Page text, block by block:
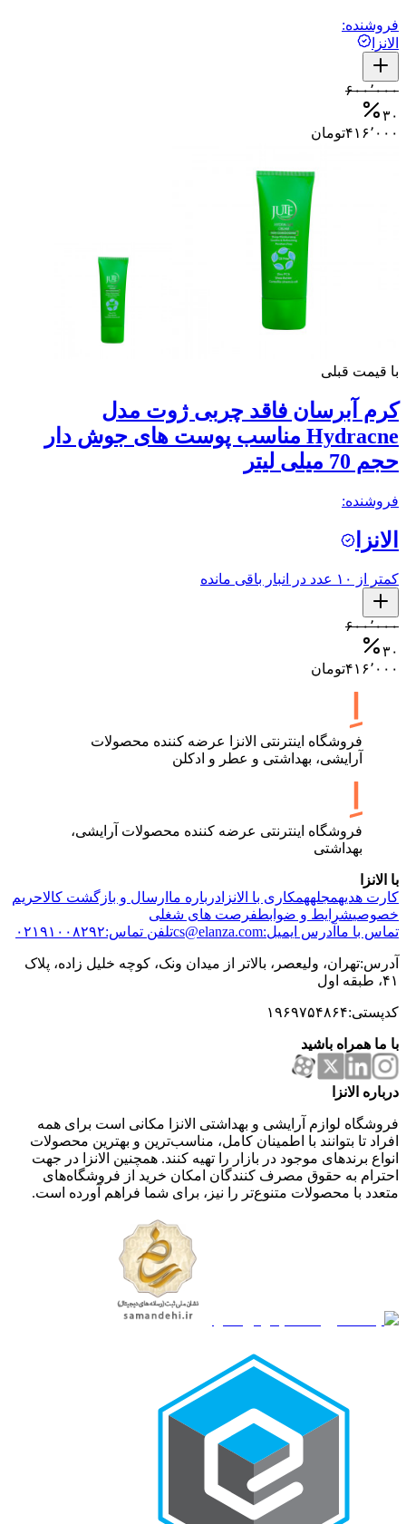
فروشنده:
الانزا
۶۰۰٬۰۰۰
۳۰
۴۱۶٬۰۰۰تومان
با قیمت قبلی
کرم آبرسان فاقد چربی ژوت مدل
Hydracne مناسب پوست های جوش دار
حجم 70 میلی لیتر
فروشنده:
الانزا
کمتر از ۱۰ عدد در انبار باقی مانده
۶۰۰٬۰۰۰
۳۰
۴۱۶٬۰۰۰تومان
فروشگاه اینترنتی الانزا عرضه کننده محصولات
آرایشی، بهداشتی و عطر و ادکلن
فروشگاه اینترنتی عرضه کننده محصولات آرایشی،
بهداشتی
با الانزا
کارت هدیهمجلههمکاری با الانزا درباره ما ارسال و بازگشت کالاحریم
خصوصیشرایط و ضوابطفرصت های شغلی
تماس با ما آدرس ایمیل:cs@elanza.com تلفن تماس:۰۲۱۹۱۰۰۸۲۹۲
آدرس:تهران، ولیعصر، بالاتر از میدان ونک، کوچه خلیل زاده، پلاک
۴۱، طبقه اول
کدپستی:۱۹۶۹۷۵۴۸۶۴
با ما همراه باشید
درباره الانزا
فروشگاه لوازم آرایشی و بهداشتی الانزا مکانی است برای همه
افراد تا بتوانند با اطمینان کامل، مناسب‌ترین و بهترین محصولات
انواع برندهای موجود در بازار را تهیه کنند. همچنین الانزا در جهت
احترام به حقوق مصرف کنندگان امکان خرید از فروشگاه‌های
متعدد با محصولات متنوع‌تر را نیز، برای شما فراهم آورده است.